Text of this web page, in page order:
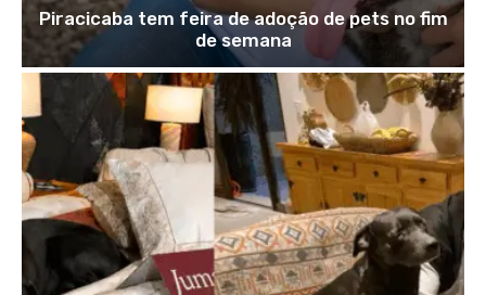
Piracicaba tem feira de adoção de pets no fim
de semana